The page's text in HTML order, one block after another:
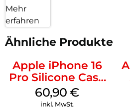
Mehr
erfahren
Ähnliche Produkte
Apple iPhone 16
Pro Silicone Case
MagSafe Stone
Gray
60,90€
inkl. MwSt.